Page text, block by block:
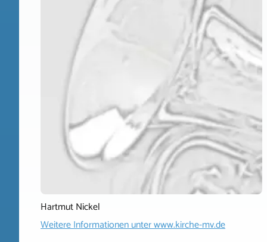
Hartmut Nickel
Weitere Informationen unterwww.kirche-mv.de